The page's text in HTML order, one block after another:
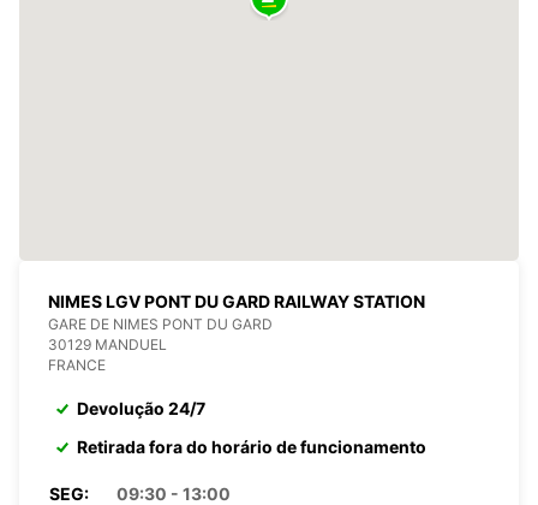
NIMES LGV PONT DU GARD RAILWAY STATION
GARE DE NIMES PONT DU GARD
30129 MANDUEL
FRANCE
Devolução 24/7
Retirada fora do horário de funcionamento
SEG:
09:30 - 13:00